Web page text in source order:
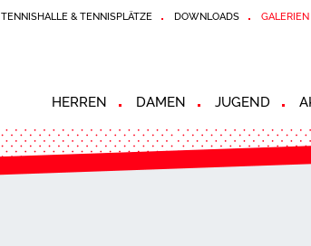
TENNISHALLE & TENNISPLÄTZE DOWNLOADS GALERIEN
HERREN DAMEN JUGEND